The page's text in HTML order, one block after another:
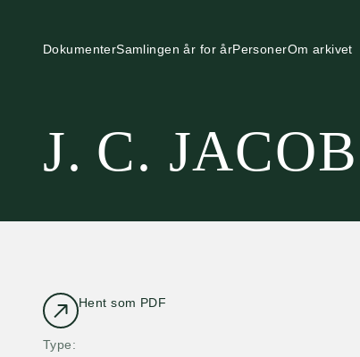
DokumenterSamlingen år for årPersonerOm arkivet
J. C.
Hent som PDF
Type